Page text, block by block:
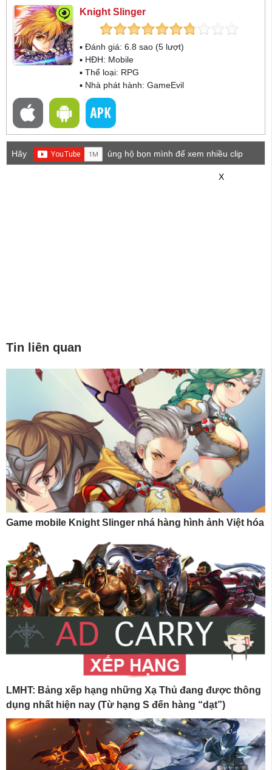
Knight Slinger
▪ Đánh giá: 6.8 sao (5 lượt)
▪ HĐH: Mobile
▪ Thể loại: RPG
▪ Nhà phát hành: GameEvil
Hãy
ủng hộ bọn mình để xem nhiều clip
X
Tin liên quan
Game mobile Knight Slinger nhá hàng hình ảnh Việt hóa
LMHT: Bảng xếp hạng những Xạ Thủ đang được thông
dụng nhất hiện nay (Từ hạng S đến hàng “dạt”)